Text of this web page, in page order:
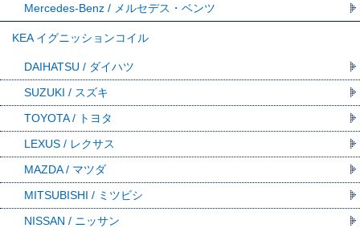
Mercedes-Benz / メルセデス・ベンツ
KEA イグニッションコイル
DAIHATSU / ダイハツ
SUZUKI / スズキ
TOYOTA / トヨタ
LEXUS / レクサス
MAZDA / マツダ
MITSUBISHI / ミツビシ
NISSAN / ニッサン